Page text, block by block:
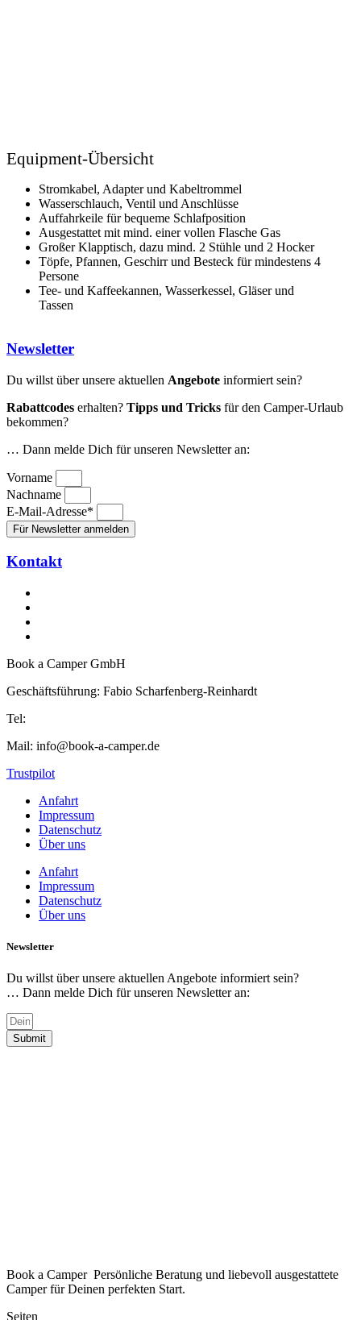
Equipment-Übersicht ​
Stromkabel, Adapter und Kabeltrommel
Wasserschlauch, Ventil und Anschlüsse
Auffahrkeile für bequeme Schlafposition
Ausgestattet mit mind. einer vollen Flasche Gas
Großer Klapptisch, dazu mind. 2 Stühle und 2 Hocker​
Töpfe, Pfannen, Geschirr und Besteck für mindestens 4
Persone
Tee- und Kaffeekannen, Wasserkessel, Gläser und
Tassen​
Newsletter
Du willst über unsere aktuellen Angebote informiert sein?
Rabattcodes erhalten? Tipps und Tricks für den Camper-Urlaub
bekommen?
… Dann melde Dich für unseren Newsletter an:
Vorname
Nachname
E-Mail-Adresse*
Für Newsletter anmelden
Kontakt
Book a Camper GmbH
Geschäftsführung: Fabio Scharfenberg-Reinhardt
Tel:
Mail: info@book-a-camper.de
Trustpilot
Anfahrt
Impressum
Datenschutz
Über uns
Anfahrt
Impressum
Datenschutz
Über uns
Newsletter​
Du willst über unsere aktuellen Angebote informiert sein?
… Dann melde Dich für unseren Newsletter an:
Submit
Book a Camper Persönliche Beratung und liebevoll ausgestattete
Camper für Deinen perfekten Start.
Seiten